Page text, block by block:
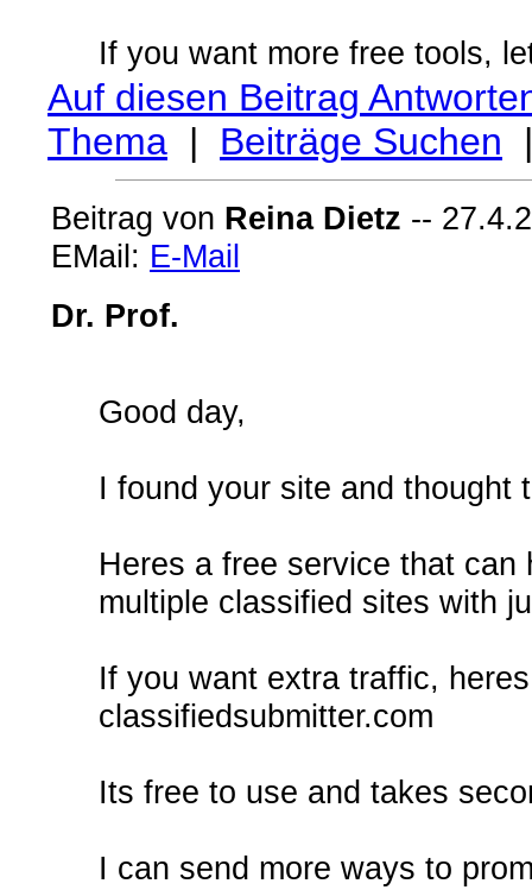
If you want more free tools,
Auf diesen Beitrag
Thema | Beiträge Suchen
Beitrag von Reina Dietz --
EMail: E-Mail
Dr. Prof.
Good day,
I found your site and thought
Heres a free service that
multiple classified sites with
If you want extra traffic,
classifiedsubmitter.com
Its free to use and takes
I can send more ways to